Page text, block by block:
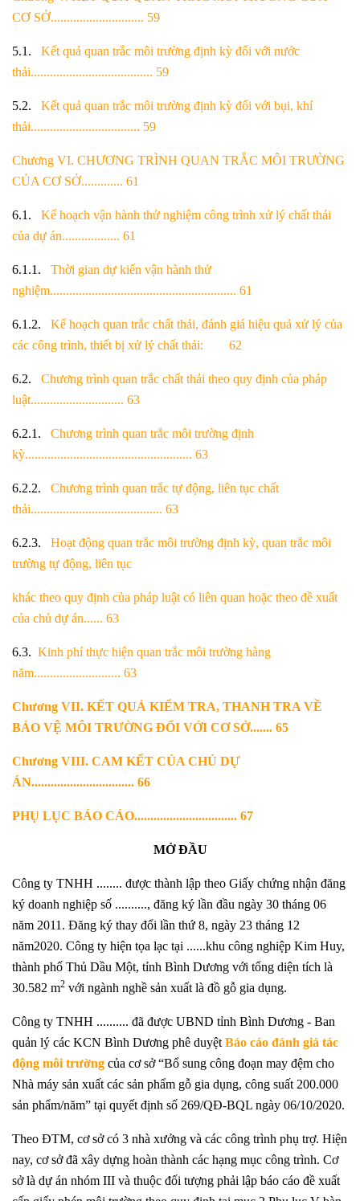
CƠ SỞ............................. 59
5.1. Kết quả quan trắc môi trường định kỳ đối với nước
thải...................................... 59
5.2. Kết quả quan trắc môi trường định kỳ đối với bụi, khí
thải.................................. 59
Chương VI. CHƯƠNG TRÌNH QUAN TRẮC MÔI TRƯỜNG
CỦA CƠ SỞ............. 61
6.1. Kế hoạch vận hành thử nghiệm công trình xử lý chất thải
của dự án.................. 61
6.1.1. Thời gian dự kiến vận hành thử
nghiệm.......................................................... 61
6.1.2. Kế hoạch quan trắc chất thải, đánh giá hiệu quả xử lý của
các công trình, thiết bị xử lý chất thải: 62
6.2. Chương trình quan trắc chất thải theo quy định của pháp
luật............................. 63
6.2.1. Chương trình quan trắc môi trường định
kỳ.................................................... 63
6.2.2. Chương trình quan trắc tự động, liên tục chất
thải......................................... 63
6.2.3. Hoạt động quan trắc môi trường định kỳ, quan trắc môi
trường tự động, liên tục
khác theo quy định của pháp luật có liên quan hoặc theo đề xuất
của chủ dự án...... 63
6.3. Kinh phí thực hiện quan trắc môi trường hàng
năm........................... 63
Chương VII. KẾT QUẢ KIỂM TRA, THANH TRA VỀ
BẢO VỆ MÔI TRƯỜNG ĐỐI VỚI CƠ SỞ....... 65
Chương VIII. CAM KẾT CỦA CHỦ DỰ
ÁN................................ 66
PHỤ LỤC BÁO CÁO................................ 67
MỞ ĐẦU
Công ty TNHH ........ được thành lập theo Giấy chứng nhận đăng
ký doanh nghiệp số .........., đăng ký lần đầu ngày 30 tháng 06
năm 2011. Đăng ký thay đổi lần thứ 8, ngày 23 tháng 12
năm2020. Công ty hiện tọa lạc tại ......khu công nghiệp Kim Huy,
thành phố Thủ Dầu Một, tỉnh Bình Dương với tổng diện tích là
30.582 m2 với ngành nghề sản xuất là đồ gỗ gia dụng.
Công ty TNHH .......... đã được UBND tỉnh Bình Dương - Ban
quản lý các KCN Bình Dương phê duyệt Báo cáo đánh giá tác
động môi trường của cơ sở “Bổ sung công đoạn may đệm cho
Nhà máy sản xuất các sản phẩm gỗ gia dụng, công suất 200.000
sản phẩm/năm” tại quyết định số 269/QĐ-BQL ngày 06/10/2020.
Theo ĐTM, cơ sở có 3 nhà xưởng và các công trình phụ trợ. Hiện
nay, cơ sở đã xây dựng hoàn thành các hạng mục công trình. Cơ
sở là dự án nhóm III và thuộc đối tượng phải lập báo cáo đề xuất